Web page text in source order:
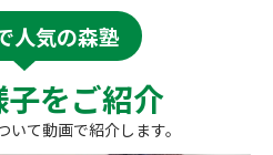
人気の森塾
をご紹介
て動画で紹介します。